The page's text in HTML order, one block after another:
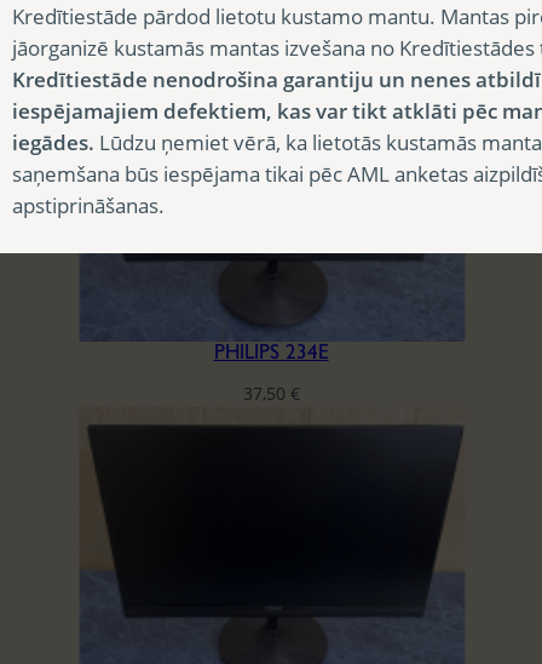
22,50
PHILIPS 234E
37,50 €
Kredītiestāde pārdod lietotu kustamo mantu. Mantas
jāorganizē kustamās mantas izvešana no
Kredītiestāde nenodrošina garantiju un nenes
iespējamajiem defektiem, kas var tikt atklāti pēc
iegādes. Lūdzu ņemiet vērā, ka lietotās kustamās
saņemšana būs iespējama tikai pēc AML anketas
apstiprināšanas.